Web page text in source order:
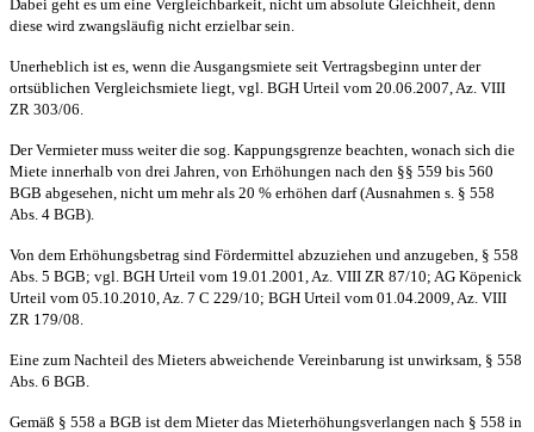
Dabei geht es um eine Vergleichbarkeit, nicht um absolute Gleichheit, denn
diese wird zwangsläufig nicht erzielbar sein.
Unerheblich ist es, wenn die Ausgangsmiete seit Vertragsbeginn unter der
ortsüblichen Vergleichsmiete liegt, vgl. BGH Urteil vom 20.06.2007, Az. VIII
ZR 303/06.
Der Vermieter muss weiter die sog. Kappungsgrenze beachten, wonach sich die
Miete innerhalb von drei Jahren, von Erhöhungen nach den §§ 559 bis 560
BGB abgesehen, nicht um mehr als 20 % erhöhen darf (Ausnahmen s. § 558
Abs. 4 BGB).
Von dem Erhöhungsbetrag sind Fördermittel abzuziehen und anzugeben, § 558
Abs. 5 BGB; vgl. BGH Urteil vom 19.01.2001, Az. VIII ZR 87/10; AG Köpenick
Urteil vom 05.10.2010, Az. 7 C 229/10; BGH Urteil vom 01.04.2009, Az. VIII
ZR 179/08.
Eine zum Nachteil des Mieters abweichende Vereinbarung ist unwirksam, § 558
Abs. 6 BGB.
Gemäß § 558 a BGB ist dem Mieter das Mieterhöhungsverlangen nach § 558 in